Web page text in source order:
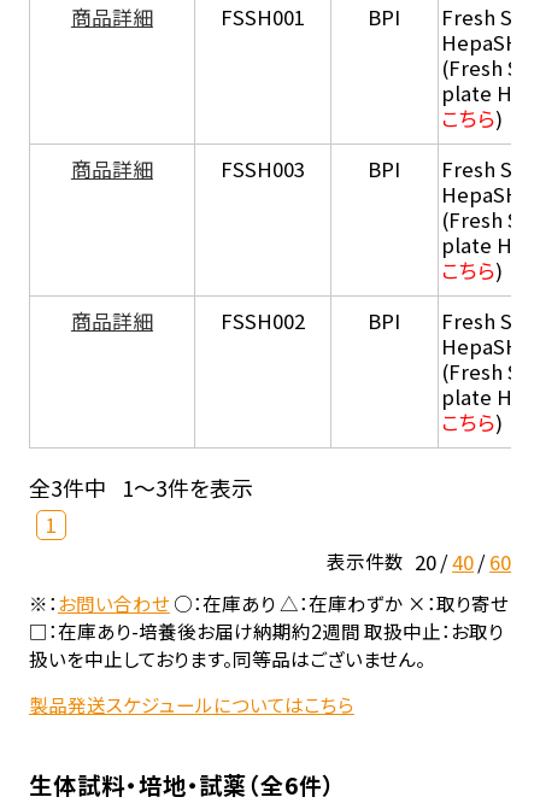
商品詳細 FSSH001 BPI
Fresh
HepaSH®
(Fresh
plate
こちら)
商品詳細
FSSH003 BPI
Fresh
HepaSH®
(Fresh
plate
こちら)
商品詳細
FSSH002 BPI
Fresh
HepaSH®
(Fresh
plate
こちら)
全3件中 1～3件を表示
1
表示件数 20 40 60
※：お問い合わせ○：在庫あり △：在庫わずか ×：取り寄せ
□：在庫あり-培養後お届け納期約2週間 取扱中止：お取り
扱いを中止しております。同等品はございません。
製品発送スケジュールについてはこちら
生体試料・培地・試薬（全6件）